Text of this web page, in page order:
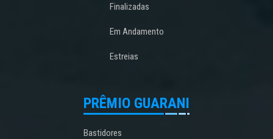
Finalizadas
Em Andamento
Estreias
PRÊMIO GUARANI
Bastidores